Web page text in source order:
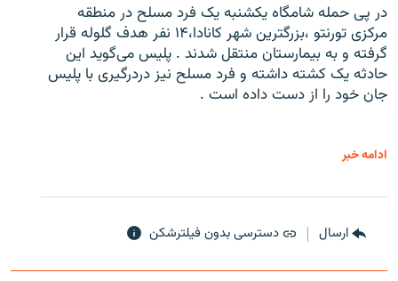
در پی حمله شامگاه یکشنبه یک فرد مسلح در منطقه
مرکزی تورنتو ،‌بزرگترین شهر کانادا،۱۴ نفر هدف گلوله قرار
گرفته و به بیمارستان منتقل شدند . پلیس می‌گوید این
حادثه یک کشته داشته و فرد مسلح نیز دردرگیری با پلیس
جان خود را از دست داده است .
ادامه خبر
ارسال دسترسی بدون فیلترشکن